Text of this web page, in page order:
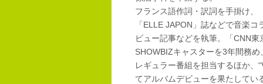
フランス語作詞・訳詞を手掛け、
「ELLE JAPON」誌などで音楽コ
ビュー記事などを執筆。「CNN東
SHOWBIZキャスターを3年間務め
レギュラー番組を担当するほか、
てアルバムデビューを果たしてい